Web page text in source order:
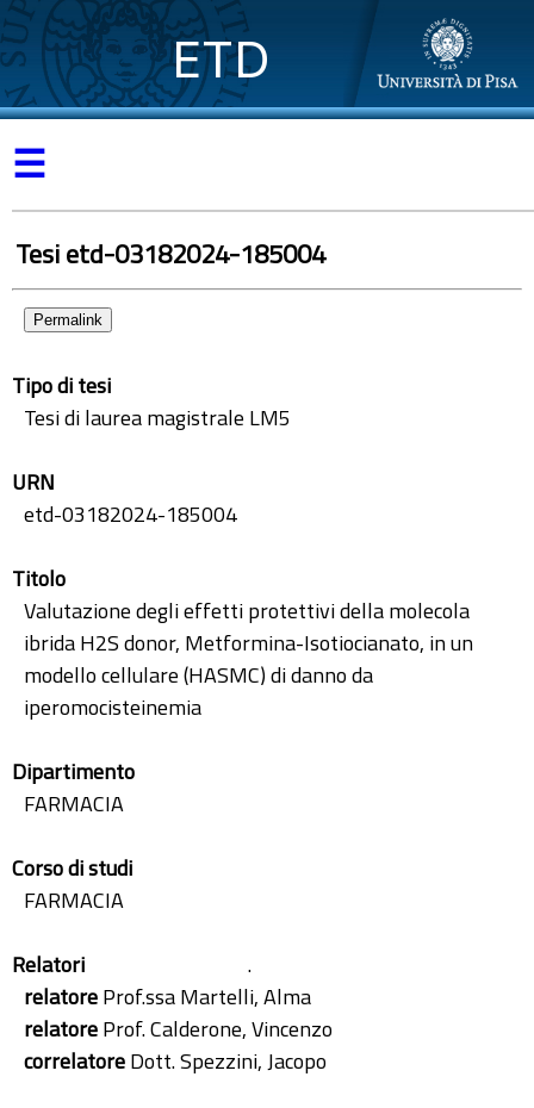
ETD
☰
Tesi etd-03182024-185004
Permalink
Tipo di tesi
Tesi di laurea magistrale LM5
URN
etd-03182024-185004
Titolo
Valutazione degli effetti protettivi della molecola
ibrida H2S donor, Metformina-Isotiocianato, in un
modello cellulare (HASMC) di danno da
iperomocisteinemia
Dipartimento
FARMACIA
Corso di studi
FARMACIA
Relatori
.
relatoreProf.ssa Martelli, Alma
relatoreProf. Calderone, Vincenzo
correlatoreDott. Spezzini, Jacopo